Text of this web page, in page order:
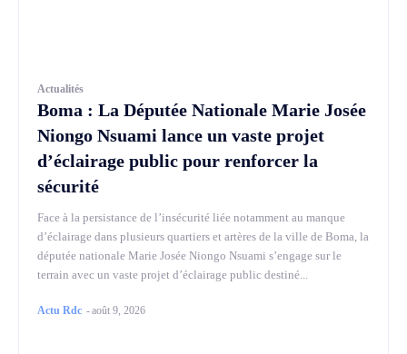
Actualités
Boma : La Députée Nationale Marie Josée
Niongo Nsuami lance un vaste projet
d’éclairage public pour renforcer la
sécurité
Face à la persistance de l’insécurité liée notamment au manque
d’éclairage dans plusieurs quartiers et artères de la ville de Boma, la
députée nationale Marie Josée Niongo Nsuami s’engage sur le
terrain avec un vaste projet d’éclairage public destiné...
Actu Rdc -août 9, 2026